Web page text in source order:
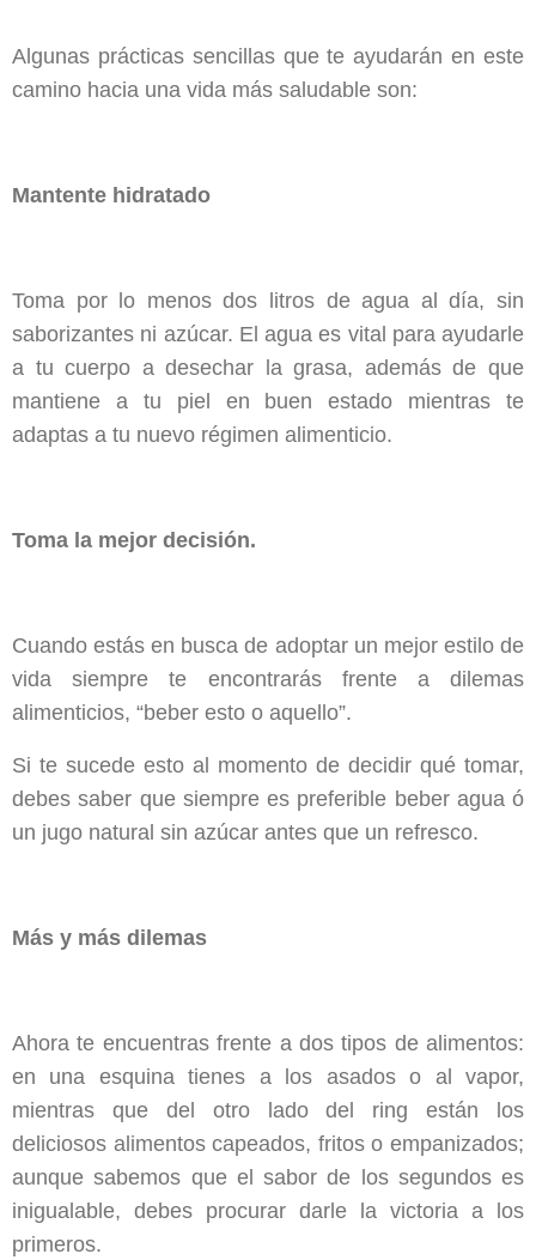
Algunas prácticas sencillas que te ayudarán en este
camino hacia una vida más saludable son:
Mantente hidratado
Toma por lo menos dos litros de agua al día, sin
saborizantes ni azúcar. El agua es vital para ayudarle
a tu cuerpo a desechar la grasa, además de que
mantiene a tu piel en buen estado mientras te
adaptas a tu nuevo régimen alimenticio.
Toma la mejor decisión.
Cuando estás en busca de adoptar un mejor estilo de
vida siempre te encontrarás frente a dilemas
alimenticios, “beber esto o aquello”.
Si te sucede esto al momento de decidir qué tomar,
debes saber que siempre es preferible beber agua ó
un jugo natural sin azúcar antes que un refresco.
Más y más dilemas
Ahora te encuentras frente a dos tipos de alimentos:
en una esquina tienes a los asados o al vapor,
mientras que del otro lado del ring están los
deliciosos alimentos capeados, fritos o empanizados;
aunque sabemos que el sabor de los segundos es
inigualable, debes procurar darle la victoria a los
primeros.